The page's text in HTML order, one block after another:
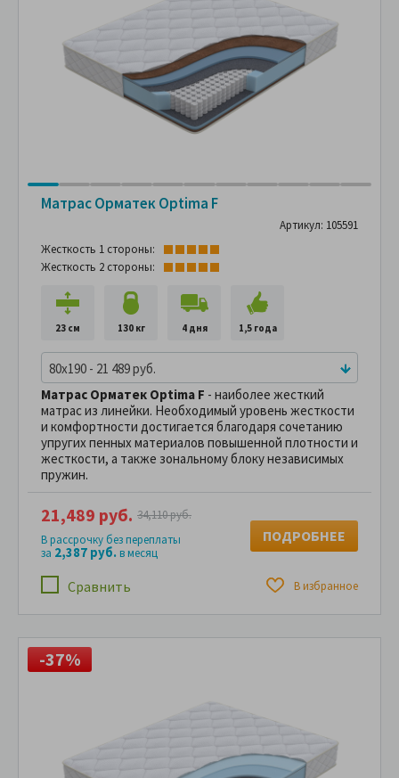
Матрас Орматек Optima F
Артикул: 105591
Жесткость 1 стороны:
Жесткость 2 стороны:
23 см 130 кг 4 дня 1,5 года
80x190 - 21 489 руб.
Матрас Орматек Optima F - наиболее жесткий
матрас из линейки. Необходимый уровень жесткости
и комфортности достигается благодаря сочетанию
упругих пенных материалов повышенной плотности и
жесткости, а также зональному блоку независимых
пружин.
Сравнить В избранное
21,489 руб. 34,110 руб.
В рассрочку без переплаты
за 2,387 руб.в месяц
ПОДРОБНЕЕ
-37%